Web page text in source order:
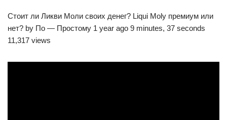
Стоит ли Ликви Моли своих денег? Liqui Moly премиум или
нет? by По — Простому 1 year ago 9 minutes, 37 seconds
11,317 views